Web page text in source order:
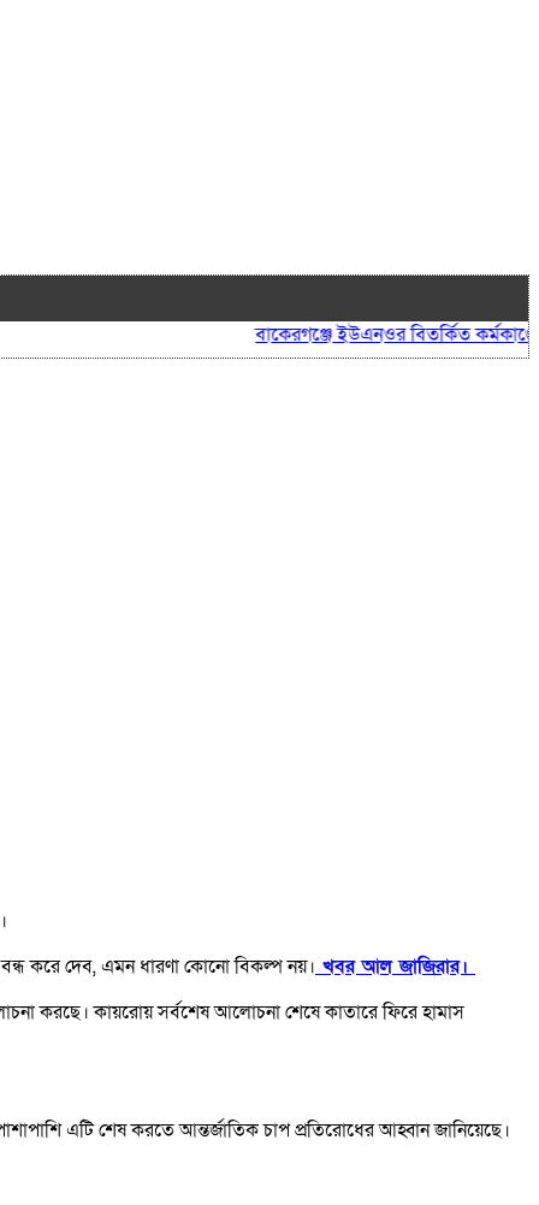
বাকেরগঞ্জে ইউএনওর বিতর্কিত কর্মকাণ্ডে
করে দেব, এমন ধারণা কোনো বিকল্প নয়।খবর আল জাজিরার।
করছে। কায়রোয় সর্বশেষ আলোচনা শেষে কাতারে ফিরে হামাস
এটি শেষ করতে আন্তর্জাতিক চাপ প্রতিরোধের আহ্বান জানিয়েছে।